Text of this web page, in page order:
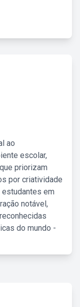
ao
escolar,
priorizam
por criatividade
em
notável,
do mundo -